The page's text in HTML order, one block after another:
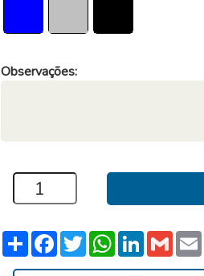
Observações:
Compartilhar
Facebook
TwitterWhatsApp
LinkedInGmail